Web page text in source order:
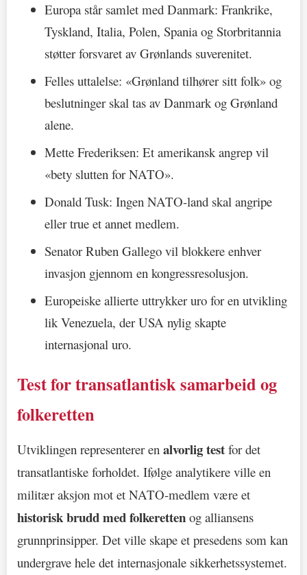
Europa står samlet med Danmark: Frankrike,
Tyskland, Italia, Polen, Spania og Storbritannia
støtter forsvaret av Grønlands suverenitet.
Felles uttalelse: «Grønland tilhører sitt folk» og
beslutninger skal tas av Danmark og Grønland
alene.
Mette Frederiksen: Et amerikansk angrep vil
«bety slutten for NATO».
Donald Tusk: Ingen NATO-land skal angripe
eller true et annet medlem.
Senator Ruben Gallego vil blokkere enhver
invasjon gjennom en kongressresolusjon.
Europeiske allierte uttrykker uro for en utvikling
lik Venezuela, der USA nylig skapte
internasjonal uro.
Test for transatlantisk samarbeid og
folkeretten
Utviklingen representerer en alvorlig test for det
transatlantiske forholdet. Ifølge analytikere ville en
militær aksjon mot et NATO-medlem være et
historisk brudd med folkeretten og alliansens
grunnprinsipper. Det ville skape et presedens som kan
undergrave hele det internasjonale sikkerhetssystemet.